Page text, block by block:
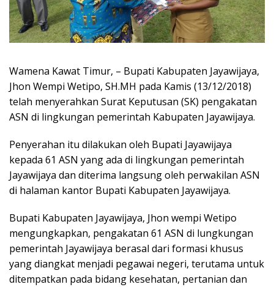
Wamena Kawat Timur, – Bupati Kabupaten Jayawijaya,
Jhon Wempi Wetipo, SH.MH pada Kamis (13/12/2018)
telah menyerahkan Surat Keputusan (SK) pengakatan
ASN di lingkungan pemerintah Kabupaten Jayawijaya.
Penyerahan itu dilakukan oleh Bupati Jayawijaya
kepada 61 ASN yang ada di lingkungan pemerintah
Jayawijaya dan diterima langsung oleh perwakilan ASN
di halaman kantor Bupati Kabupaten Jayawijaya.
Bupati Kabupaten Jayawijaya, Jhon wempi Wetipo
mengungkapkan, pengakatan 61 ASN di lungkungan
pemerintah Jayawijaya berasal dari formasi khusus
yang diangkat menjadi pegawai negeri, terutama untuk
ditempatkan pada bidang kesehatan, pertanian dan